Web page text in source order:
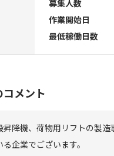
募集人数
作業開始日
最低稼働日数
メント
昇降機、荷物用リフトの製造
企業でございます。